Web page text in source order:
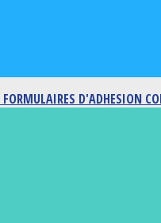
FORMULAIRES D'ADHESION